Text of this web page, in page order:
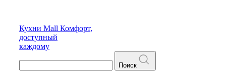
Кухни Mall Комфорт,
доступный
каждому
Поиск